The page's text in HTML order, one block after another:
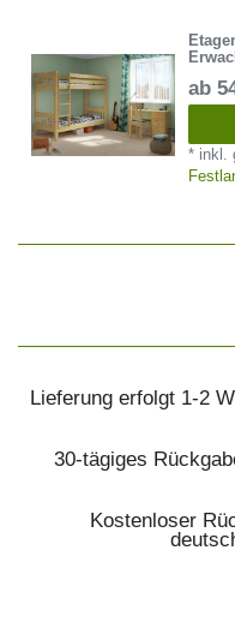
ab
* inkl.
Lieferung erfolgt 1-2
30-tägiges
Kostenloser